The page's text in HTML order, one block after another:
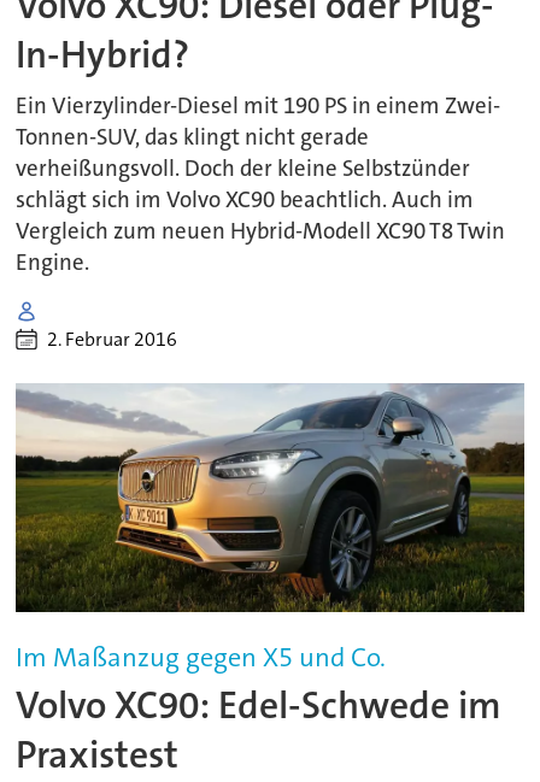
In-Hybrid?
Ein Vierzylinder-Diesel mit 190 PS in einem Zwei-
Tonnen-SUV, das klingt nicht gerade
verheißungsvoll. Doch der kleine Selbstzünder
schlägt sich im Volvo XC90 beachtlich. Auch im
Vergleich zum neuen Hybrid-Modell XC90 T8 Twin
Engine.
2. Februar 2016
Im Maßanzug gegen X5 und Co.
Volvo XC90: Edel-Schwede im
Praxistest